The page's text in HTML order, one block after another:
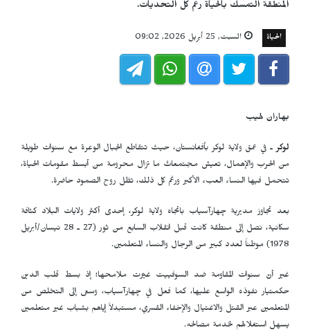
المنطقة التمسك بالحياة رغم كل التحديات.
الحياة السبت, 25 أبريل 2026, 09:02
بهاران لهيب
لوكر ـ في عمق ولاية لوكر بأفغانستان، حيث تتقاطع الجبال الوعرة مع سنوات طويلة
من الحرب والإهمال، تعيش مجتمعاتٌ ما تزال محرومة من أبسط مقومات الحياة،
تتحمل فيها النساء العبء الأكبر ورغم كل ذلك، تظل روح الصمود حاضرة.
بعد تجاوز مديرية چهارآسیاب باتجاه ولاية لوكر، إحدى أكثر ولايات البلاد كثافة
سكانية، نصل إلى منطقة كانت قبل انقلاب السابع من ثور (27 ـ 28 نيسان/أبريل
1978) موطناً لعدد كبير من الرجال والنساء المتعلمين.
غير أنّ سنوات المقاومة ضد السوفييت غيّرت ملامحها؛ إذ بسط قلب الدين
حكمتيار نفوذه الواسع عليها، كما فعل في چهارآسیاب، وسعى إلى التخلص من
المتعلمين عبر القتل والاغتيال والإخفاء القسري، مستبدلاً إياهم بشباب غير متعلمين
يسهل استغلالهم لخدمة مصالحه.